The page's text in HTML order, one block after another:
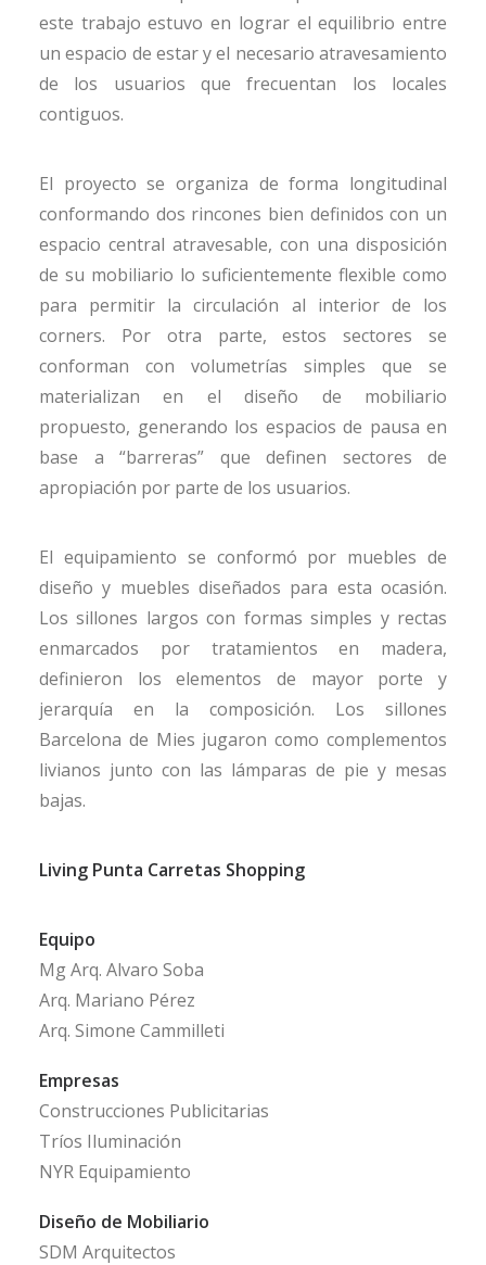
este trabajo estuvo en lograr el equilibrio entre
un espacio de estar y el necesario atravesamiento
de los usuarios que frecuentan los locales
contiguos.
El proyecto se organiza de forma longitudinal
conformando dos rincones bien definidos con un
espacio central atravesable, con una disposición
de su mobiliario lo suficientemente flexible como
para permitir la circulación al interior de los
corners. Por otra parte, estos sectores se
conforman con volumetrías simples que se
materializan en el diseño de mobiliario
propuesto, generando los espacios de pausa en
base a “barreras” que definen sectores de
apropiación por parte de los usuarios.
El equipamiento se conformó por muebles de
diseño y muebles diseñados para esta ocasión.
Los sillones largos con formas simples y rectas
enmarcados por tratamientos en madera,
definieron los elementos de mayor porte y
jerarquía en la composición. Los sillones
Barcelona de Mies jugaron como complementos
livianos junto con las lámparas de pie y mesas
bajas.
Living Punta Carretas Shopping
Equipo
Mg Arq. Alvaro Soba
Arq. Mariano Pérez
Arq. Simone Cammilleti
Empresas
Construcciones Publicitarias
Tríos Iluminación
NYR Equipamiento
Diseño de Mobiliario
SDM Arquitectos